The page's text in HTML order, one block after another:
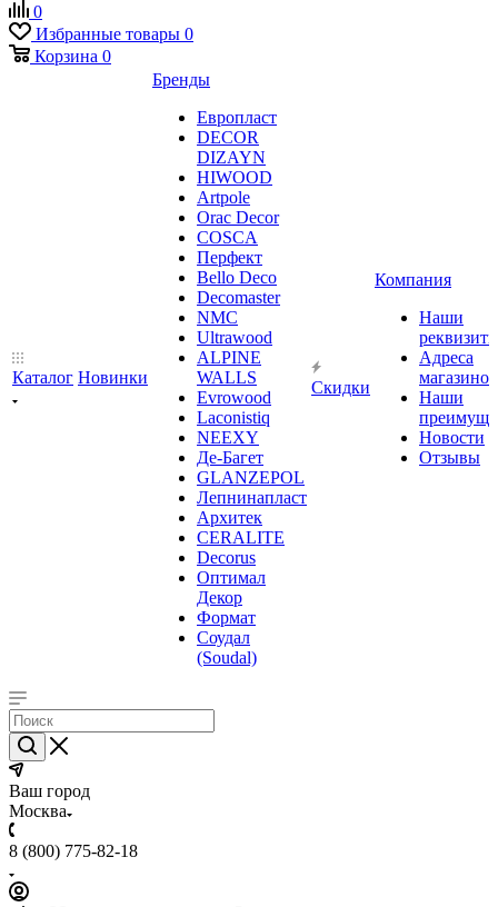
0
Избранные товары 0
Корзина 0
Каталог Новинки
Бренды
Европласт
DECOR
DIZAYN
HIWOOD
Artpole
Orac Decor
COSCA
Перфект
Bello Deco
Decomaster
NMС
Ultrawood
ALPINE
WALLS
Evrowood
Laconistiq
NEEXY
Де-Багет
GLANZEPOL
Лепнинапласт
Архитек
CERALITE
Decorus
Оптимал
Декор
Формат
Соудал
(Soudal)
Скидки
Компания
Наши
Адреса
магазинов
Наши
Новости
Отзывы
Ваш город
Москва
8 (800) 775-82-18